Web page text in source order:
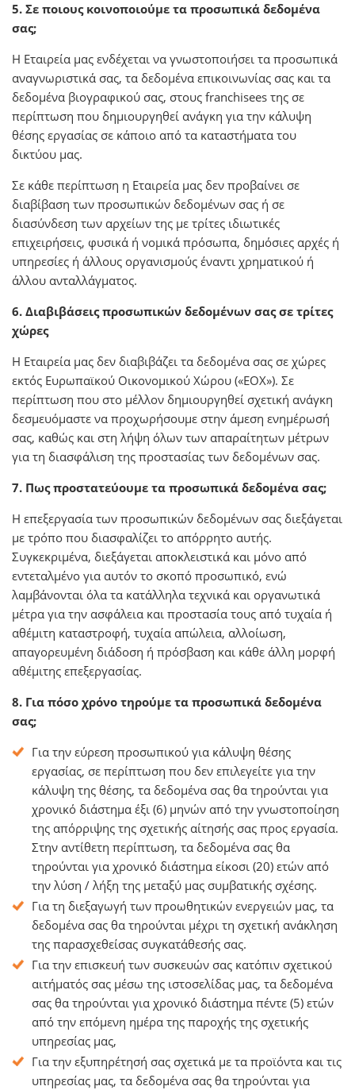
5. Σε ποιους κοινοποιούμε τα προσωπικά δεδομένα
σας;
Η Εταιρεία μας ενδέχεται να γνωστοποιήσει τα προσωπικά
αναγνωριστικά σας, τα δεδομένα επικοινωνίας σας και τα
δεδομένα βιογραφικού σας, στους franchisees της σε
περίπτωση που δημιουργηθεί ανάγκη για την κάλυψη
θέσης εργασίας σε κάποιο από τα καταστήματα του
δικτύου μας.
Σε κάθε περίπτωση η Εταιρεία μας δεν προβαίνει σε
διαβίβαση των προσωπικών δεδομένων σας ή σε
διασύνδεση των αρχείων της με τρίτες ιδιωτικές
επιχειρήσεις, φυσικά ή νομικά πρόσωπα, δημόσιες αρχές ή
υπηρεσίες ή άλλους οργανισμούς έναντι χρηματικού ή
άλλου ανταλλάγματος.
6. Διαβιβάσεις προσωπικών δεδομένων σας σε τρίτες
χώρες
Η Εταιρεία μας δεν διαβιβάζει τα δεδομένα σας σε χώρες
εκτός Ευρωπαϊκού Οικονομικού Χώρου («ΕΟΧ»). Σε
περίπτωση που στο μέλλον δημιουργηθεί σχετική ανάγκη
δεσμευόμαστε να προχωρήσουμε στην άμεση ενημέρωσή
σας, καθώς και στη λήψη όλων των απαραίτητων μέτρων
για τη διασφάλιση της προστασίας των δεδομένων σας.
7. Πως προστατεύουμε τα προσωπικά δεδομένα σας;
Η επεξεργασία των προσωπικών δεδομένων σας διεξάγεται
με τρόπο που διασφαλίζει το απόρρητο αυτής.
Συγκεκριμένα, διεξάγεται αποκλειστικά και μόνο από
εντεταλμένο για αυτόν το σκοπό προσωπικό, ενώ
λαμβάνονται όλα τα κατάλληλα τεχνικά και οργανωτικά
μέτρα για την ασφάλεια και προστασία τους από τυχαία ή
αθέμιτη καταστροφή, τυχαία απώλεια, αλλοίωση,
απαγορευμένη διάδοση ή πρόσβαση και κάθε άλλη μορφή
αθέμιτης επεξεργασίας.
8. Για πόσο χρόνο τηρούμε τα προσωπικά δεδομένα
σας;
Για την εύρεση προσωπικού για κάλυψη θέσης
εργασίας, σε περίπτωση που δεν επιλεγείτε για την
κάλυψη της θέσης, τα δεδομένα σας θα τηρούνται για
χρονικό διάστημα έξι (6) μηνών από την γνωστοποίηση
της απόρριψης της σχετικής αίτησής σας προς εργασία.
Στην αντίθετη περίπτωση, τα δεδομένα σας θα
τηρούνται για χρονικό διάστημα είκοσι (20) ετών από
την λύση / λήξη της μεταξύ μας συμβατικής σχέσης.
Για τη διεξαγωγή των προωθητικών ενεργειών μας, τα
δεδομένα σας θα τηρούνται μέχρι τη σχετική ανάκληση
της παρασχεθείσας συγκατάθεσής σας.
Για την επισκευή των συσκευών σας κατόπιν σχετικού
αιτήματός σας μέσω της ιστοσελίδας μας, τα δεδομένα
σας θα τηρούνται για χρονικό διάστημα πέντε (5) ετών
από την επόμενη ημέρα της παροχής της σχετικής
υπηρεσίας μας,
Για την εξυπηρέτησή σας σχετικά με τα προϊόντα και τις
υπηρεσίας μας, τα δεδομένα σας θα τηρούνται για